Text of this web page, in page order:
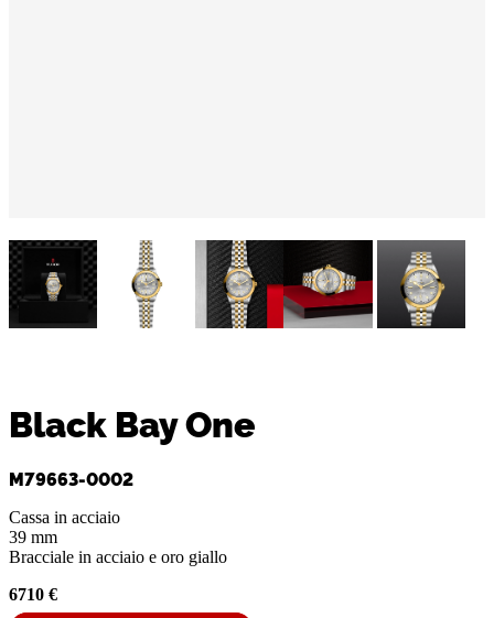
Black Bay One
M79663-0002
Cassa in acciaio
39 mm
Bracciale in acciaio e oro giallo
6710 €